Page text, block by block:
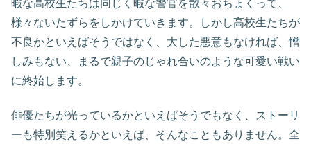
暇な高校生たちは同じく暇な警官を散々おちょくって、
様々ないたずらをしかけていきます。しかし高校生たちが
不良かといえばそうではなく、大した悪意もなければ、憎
しみもない、まるで親子のじゃれ合いのような可愛い戦い
に終始します。
俳優たちが光っているかといえばそうでもなく、ストーリ
ーも特別笑えるかといえば、そんなこともありません。全